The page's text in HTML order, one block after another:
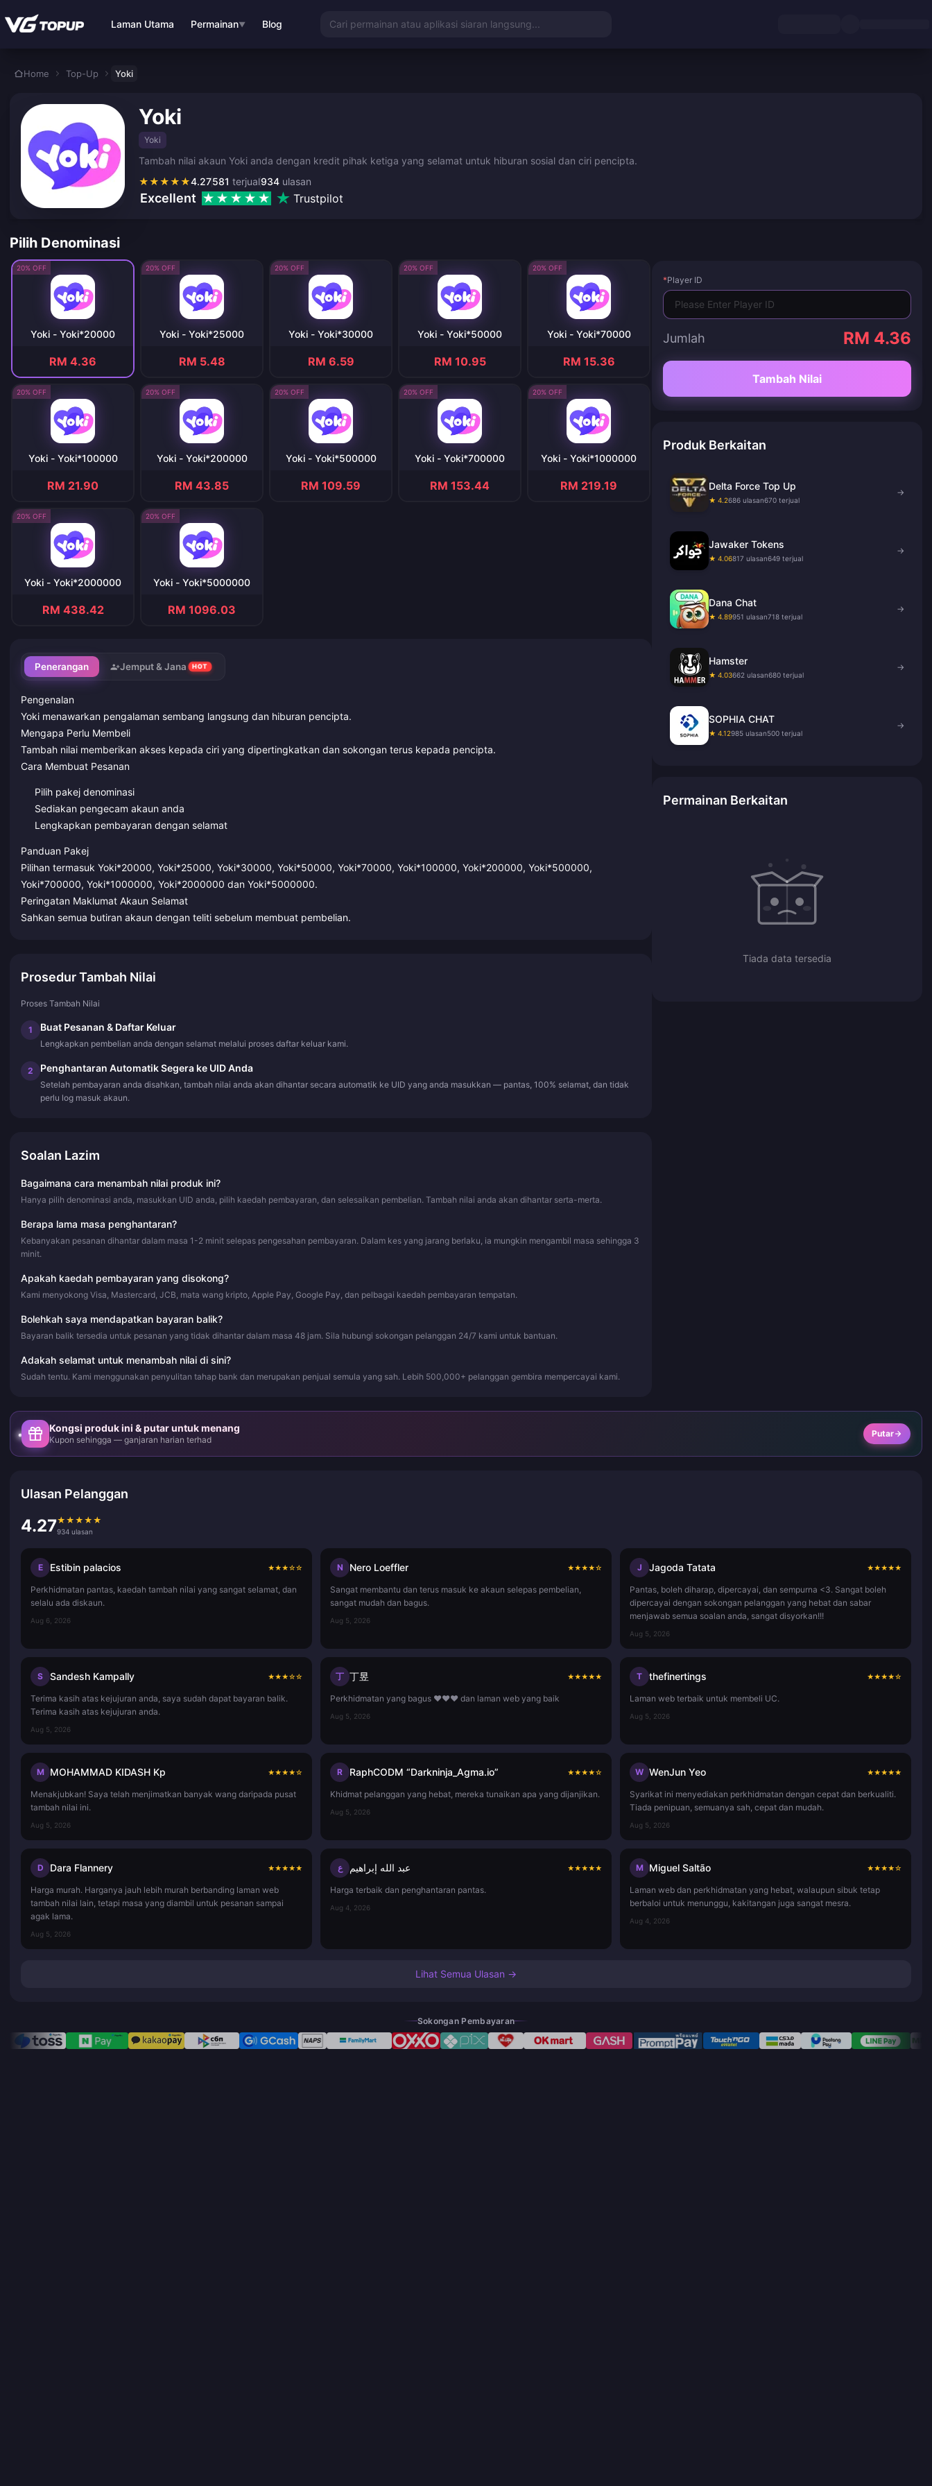
Laman Utama Permainan▼ Blog Cari permainan atau aplikasi siaran langsung...
Home Top-Up Yoki
Yoki
Yoki
Tambah nilai akaun Yoki anda dengan kredit pihak ketiga yang selamat untuk hiburan sosial dan ciri pencipta.
★★★★★4.27 934 ulasan
581 terjual
Excellent Trustpilot
Pilih Denominasi
20% OFF
Yoki - Yoki*20000
RM 4.36
20% OFF
Yoki - Yoki*25000
RM 5.48
20% OFF
Yoki - Yoki*30000
RM 6.59
20% OFF
Yoki - Yoki*50000
RM 10.95
20% OFF
Yoki - Yoki*70000
RM 15.36
20% OFF
Yoki - Yoki*100000
RM 21.90
20% OFF
Yoki - Yoki*200000
RM 43.85
20% OFF
Yoki - Yoki*500000
RM 109.59
20% OFF
Yoki - Yoki*700000
RM 153.44
20% OFF
Yoki - Yoki*1000000
RM 219.19
20% OFF
Yoki - Yoki*2000000
RM 438.42
20% OFF
Yoki - Yoki*5000000
RM 1096.03
Penerangan Jemput & Jana HOT
Pengenalan
Yoki menawarkan pengalaman sembang langsung dan hiburan pencipta.
Mengapa Perlu Membeli
Tambah nilai memberikan akses kepada ciri yang dipertingkatkan dan sokongan terus kepada pencipta.
Cara Membuat Pesanan
Pilih pakej denominasi
Sediakan pengecam akaun anda
Lengkapkan pembayaran dengan selamat
Panduan Pakej
Pilihan termasuk Yoki*20000, Yoki*25000, Yoki*30000, Yoki*50000, Yoki*70000, Yoki*100000, Yoki*200000, Yoki*500000,
Yoki*700000, Yoki*1000000, Yoki*2000000 dan Yoki*5000000.
Peringatan Maklumat Akaun Selamat
Sahkan semua butiran akaun dengan teliti sebelum membuat pembelian.
Prosedur Tambah Nilai
Proses Tambah Nilai
1 Buat Pesanan & Daftar Keluar
Lengkapkan pembelian anda dengan selamat melalui proses daftar keluar kami.
2 Penghantaran Automatik Segera ke UID Anda
Setelah pembayaran anda disahkan, tambah nilai anda akan dihantar secara automatik ke UID yang anda masukkan — pantas, 100% selamat, dan tidak
perlu log masuk akaun.
Soalan Lazim
Bagaimana cara menambah nilai produk ini?
Hanya pilih denominasi anda, masukkan UID anda, pilih kaedah pembayaran, dan selesaikan pembelian. Tambah nilai anda akan dihantar serta-merta.
Berapa lama masa penghantaran?
Kebanyakan pesanan dihantar dalam masa 1-2 minit selepas pengesahan pembayaran. Dalam kes yang jarang berlaku, ia mungkin mengambil masa sehingga 3
minit.
Apakah kaedah pembayaran yang disokong?
Kami menyokong Visa, Mastercard, JCB, mata wang kripto, Apple Pay, Google Pay, dan pelbagai kaedah pembayaran tempatan.
Bolehkah saya mendapatkan bayaran balik?
Bayaran balik tersedia untuk pesanan yang tidak dihantar dalam masa 48 jam. Sila hubungi sokongan pelanggan 24/7 kami untuk bantuan.
Adakah selamat untuk menambah nilai di sini?
Sudah tentu. Kami menggunakan penyulitan tahap bank dan merupakan penjual semula yang sah. Lebih 500,000+ pelanggan gembira mempercayai kami.
*Player ID
Jumlah RM 4.36
Tambah Nilai
Produk Berkaitan
Delta Force Top Up
★ 4.2686 ulasan670 terjual
→
Jawaker Tokens
★ 4.06817 ulasan649 terjual
→
Dana Chat
★ 4.89951 ulasan718 terjual
→
Hamster
★ 4.03662 ulasan680 terjual
→
SOPHIA CHAT
★ 4.12985 ulasan500 terjual
→
Permainan Berkaitan
Tiada data tersedia
Kongsi produk ini & putar untuk menang
Kupon sehingga — ganjaran harian terhad
Putar
Ulasan Pelanggan
4.27★ ★ ★ ★ ★
934 ulasan
E Estibin palacios ★★★☆☆
Perkhidmatan pantas, kaedah tambah nilai yang sangat selamat, dan
selalu ada diskaun.
Aug 6, 2026
N Nero Loeffler ★★★★☆
Sangat membantu dan terus masuk ke akaun selepas pembelian,
sangat mudah dan bagus.
Aug 5, 2026
J Jagoda Tatata ★★★★★
Pantas, boleh diharap, dipercayai, dan sempurna <3. Sangat boleh
dipercayai dengan sokongan pelanggan yang hebat dan sabar
menjawab semua soalan anda, sangat disyorkan!!!
Aug 5, 2026
S Sandesh Kampally ★★★☆☆
Terima kasih atas kejujuran anda, saya sudah dapat bayaran balik.
Terima kasih atas kejujuran anda.
Aug 5, 2026
丁 丁昱 ★★★★★
Perkhidmatan yang bagus ❤️❤️❤️ dan laman web yang baik
Aug 5, 2026
T thefinertings ★★★★☆
Laman web terbaik untuk membeli UC.
Aug 5, 2026
M MOHAMMAD KIDASH Kp ★★★★☆
Menakjubkan! Saya telah menjimatkan banyak wang daripada pusat
tambah nilai ini.
Aug 5, 2026
R RaphCODM “Darkninja_Agma.io” ★★★★☆
Khidmat pelanggan yang hebat, mereka tunaikan apa yang dijanjikan.
Aug 5, 2026
W WenJun Yeo ★★★★★
Syarikat ini menyediakan perkhidmatan dengan cepat dan berkualiti.
Tiada penipuan, semuanya sah, cepat dan mudah.
Aug 5, 2026
D Dara Flannery ★★★★★
Harga murah. Harganya jauh lebih murah berbanding laman web
tambah nilai lain, tetapi masa yang diambil untuk pesanan sampai
agak lama.
Aug 5, 2026
ع عبد الله إبراهيم ★★★★★
Harga terbaik dan penghantaran pantas.
Aug 4, 2026
M Miguel Saltão ★★★★☆
Laman web dan perkhidmatan yang hebat, walaupun sibuk tetap
berbaloi untuk menunggu, kakitangan juga sangat mesra.
Aug 4, 2026
Lihat Semua Ulasan →
Sokongan Pembayaran